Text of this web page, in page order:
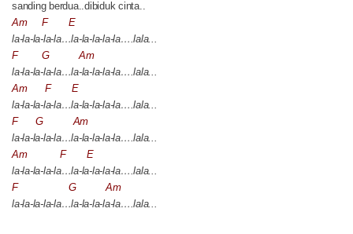
sanding berdua..dibiduk cinta..
Am
F
E
la-la-la-la-la…la-la-la-la-la….lala...
F
G
Am
la-la-la-la-la…la-la-la-la-la….lala...
Am
F
E
la-la-la-la-la…la-la-la-la-la….lala...
F
G
Am
la-la-la-la-la…la-la-la-la-la….lala...
Am
F
E
la-la-la-la-la…la-la-la-la-la….lala...
F
G
Am
la-la-la-la-la…la-la-la-la-la….lala...